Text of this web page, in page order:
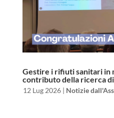
Gestire i rifiuti sanitari in
contributo della ricerca
12 Lug 2026| Notizie